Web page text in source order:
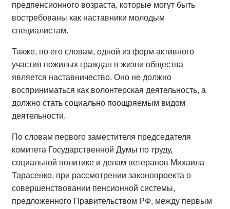
предпенсионного возраста, которые могут быть
востребованы как наставники молодым
специалистам.
Также, по его словам, одной из форм активного
участия пожилых граждан в жизни общества
является наставничество. Оно не должно
восприниматься как волонтерская деятельность, а
должно стать социально поощряемым видом
деятельности.
По словам первого заместителя председателя
комитета Государственной Думы по труду,
социальной политике и делам ветеранов Михаила
Тарасенко, при рассмотрении законопроекта о
совершенствовании пенсионной системы,
предложенного Правительством РФ, между первым